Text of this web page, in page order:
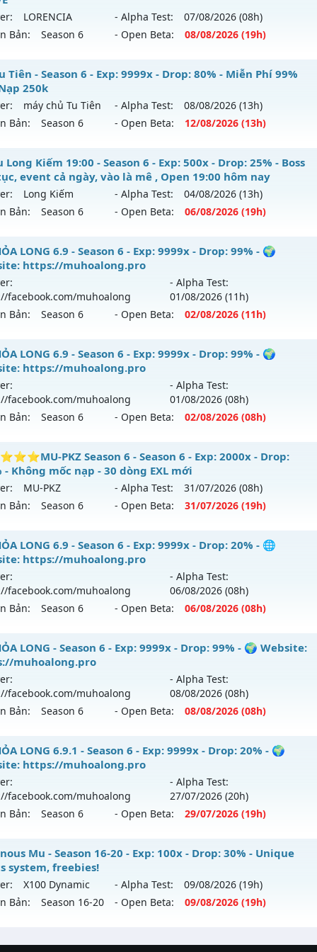
LORENCIA - Alpha Test: 07/08/2026 (08h)
Bản:
Season 6 - Open Beta: 08/08/2026 (19h)
SS6 - HOÀI NIỆM-SĂN BOSS-VUI VẺ
mới ra tháng 08 2026 - Mở máy chủLORENCIA vào 19h
99x - Drop: 20%
loại: Mu Nguyên bản Webzen
OK
Tiên - Season 6 - Exp: 9999x - Drop: 80% - Miễn Phí 99%
250k
máy chủ Tu Tiên - Alpha Test: 08/08/2026 (13h)
Bản:
Season 6 - Open Beta: 12/08/2026 (13h)
Tu Tiên - Miễn Phí 99% Mốc Nạp 250k
mới ra tháng 08 2026 - Mở máy chủmáy chủ Tu Tiên
9999x - Drop: 80%
loại: Mu Bán Đồ Full Trong Shop
Shark
Long Kiếm 19:00 - Season 6 - Exp: 500x - Drop: 25% - Boss
event cả ngày, vào là mê , Open 19:00 hôm nay
Long Kiếm - Alpha Test: 04/08/2026 (13h)
Bản:
Season 6 - Open Beta: 06/08/2026 (19h)
Long Kiếm 19:00 - Boss liên tục, event cả ngày, vào là
mới ra tháng 08 2026 - Mở máy chủLong Kiếm
500x - Drop: 25%
loại: Mu Nguyên bản Webzen
VIP SHIELD
LONG 6.9 - Season 6 - Exp: 9999x - Drop: 99% - 🌍
https://muhoalong.pro
facebook.com/muhoalong
- Alpha Test:
01/08/2026 (11h)
Bản:
Season 6 - Open Beta: 02/08/2026 (11h)
LONG 6.9 - 🌍 Website: https://muhoalong.pro
ra tháng 08 2026 - Mở máy chủhttps://facebook.com/
08/2626
- Drop: 99%
Mu Nguyên bản Webzen
XShield
LONG 6.9 - Season 6 - Exp: 9999x - Drop: 99% - 🌍
https://muhoalong.pro
facebook.com/muhoalong
- Alpha Test:
01/08/2026 (08h)
Bản:
Season 6 - Open Beta: 02/08/2026 (08h)
LONG 6.9 - 🌍 Website: https://muhoalong.pro
ra tháng 08 2026 - Mở máy chủ https://facebook.com/
02/08/2626
Non Reset
Mu Nguyên bản Webzen
XShield
PKZ Season 6 - Season 6 - Exp: 2000x - Drop:
- Không mốc nạp - 30 dòng EXL mới
MU-PKZ - Alpha Test: 31/07/2026 (08h)
Bản:
Season 6 - Open Beta: 31/07/2026 (19h)
PKZ Season 6 - Không mốc nạp - 30 dòng
mới ra tháng 07 2026 - Mở máy chủ
MU-PKZ
2000x - Drop: 200%
loại: Mu Nguyên bản Webzen
SuperAnti
LONG 6.9 - Season 6 - Exp: 9999x - Drop: 20% - 🌐
https://muhoalong.pro
facebook.com/muhoalong
- Alpha Test:
06/08/2026 (08h)
Bản:
Season 6 - Open Beta: 06/08/2026 (08h)
LONG 6.9 - 🌐 Website: https://muhoalong.pro
ra tháng 08 2026 - Mở máy chủhttps://facebook.com/
08/2626
- Drop: 20%
Mu Nguyên bản Webzen
XShield
LONG - Season 6 - Exp: 9999x - Drop: 99% - 🌍 Website:
muhoalong.pro
facebook.com/muhoalong
- Alpha Test:
08/08/2026 (08h)
Bản:
Season 6 - Open Beta: 08/08/2026 (08h)
LONG - 🌍 Website: https://muhoalong.pro
ra tháng 08 2026 - Mở máy chủhttps://facebook.com/
08/2626
- Drop: 99%
Mu Nguyên bản Webzen
XShield
LONG 6.9.1 - Season 6 - Exp: 9999x - Drop: 20% - 🌍
https://muhoalong.pro
facebook.com/muhoalong
- Alpha Test:
27/07/2026 (20h)
Bản:
Season 6 - Open Beta: 29/07/2026 (19h)
LONG 6.9.1 - 🌍 Website: https://muhoalong.pro
ra tháng 07 2026 - Mở máy chủ https://facebook.com/
29/07/2626
Non Reset
Mu - Season 16-20 - Exp: 100x - Drop: 30% - Unique
system, freebies!
X100 Dynamic - Alpha Test: 09/08/2026 (19h)
Bản:
Season 16-20 - Open Beta: 09/08/2026 (19h)
Mu - Unique resets system, freebies!